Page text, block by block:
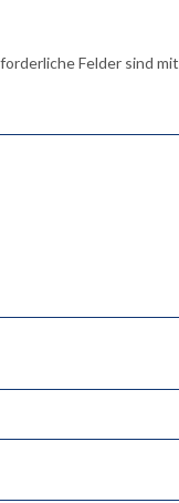
Felder sind mit